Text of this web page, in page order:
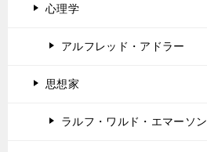
心理学
アルフレッド・アドラー
思想家
ラルフ・ワルド・エマーソン